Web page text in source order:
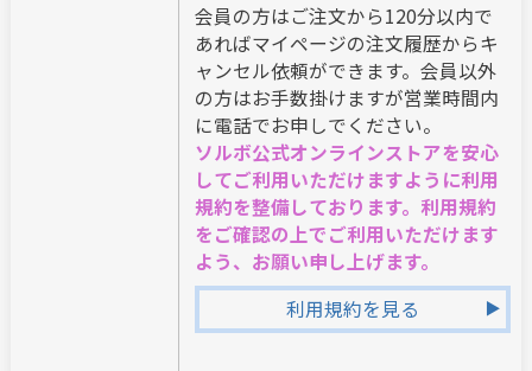
会員の方はご注文から120分以内で
あればマイページの注文履歴からキ
ャンセル依頼ができます。会員以外
の方はお手数掛けますが営業時間内
に電話でお申しでください。
ソルボ公式オンラインストアを安心
してご利用いただけますように利用
規約を整備しております。利用規約
をご確認の上でご利用いただけます
よう、お願い申し上げます。
利用規約を見る